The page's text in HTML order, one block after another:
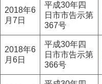
2018年6
月7日
平成30年四
日市市告示第
367号
2018年6
月6日
平成30年四
日市市告示第
366号